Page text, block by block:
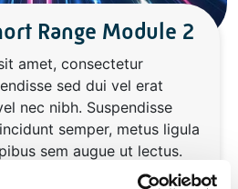
Range Module 2
amet, consectetur
sed dui vel erat
nec nibh. Suspendisse
semper, metus ligula
sem augue ut lectus.
metus nec fringilla.